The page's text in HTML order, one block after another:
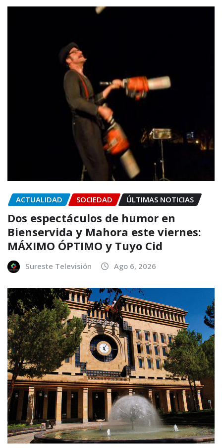
ACTUALIDAD SOCIEDAD ÚLTIMAS NOTICIAS
Dos espectáculos de humor en
Bienservida y Mahora este viernes:
MÁXIMO ÓPTIMO y Tuyo Cid
Sureste Televisión Ago 6, 2026